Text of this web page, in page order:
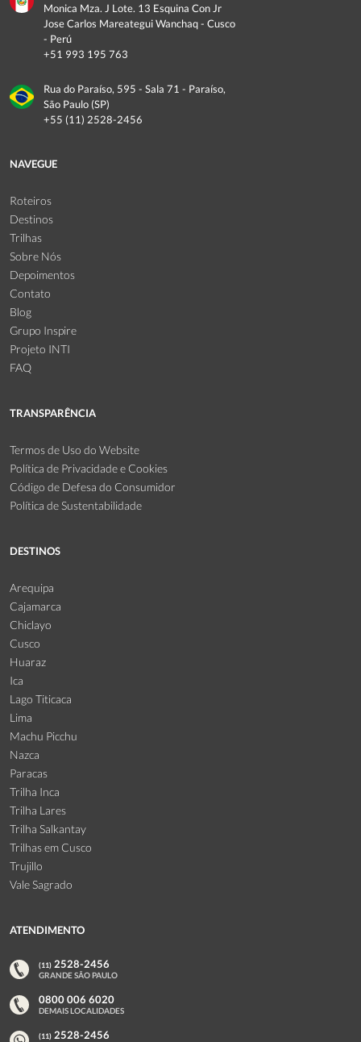
Monica Mza. J Lote. 13 Esquina Con Jr
Jose Carlos Mareategui Wanchaq - Cusco
- Perú
+51 993 195 763
Rua do Paraíso, 595 - Sala 71 - Paraíso,
São Paulo (SP)
+55 (11) 2528-2456
NAVEGUE
Roteiros
Destinos
Trilhas
Sobre Nós
Depoimentos
Contato
Blog
Grupo Inspire
Projeto INTI
FAQ
TRANSPARÊNCIA
Termos de Uso do Website
Política de Privacidade e Cookies
Código de Defesa do Consumidor
Política de Sustentabilidade
DESTINOS
Arequipa
Cajamarca
Chiclayo
Cusco
Huaraz
Ica
Lago Titicaca
Lima
Machu Picchu
Nazca
Paracas
Trilha Inca
Trilha Lares
Trilha Salkantay
Trilhas em Cusco
Trujillo
Vale Sagrado
ATENDIMENTO
(11) 2528-2456
GRANDE SÃO PAULO
0800 006 6020
DEMAIS LOCALIDADES
(11) 2528-2456